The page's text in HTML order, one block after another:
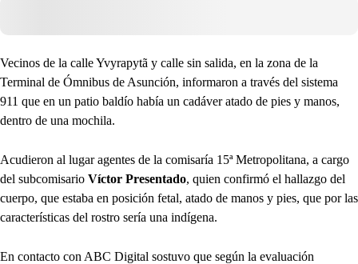
Vecinos de la calle Yvyrapytã y calle sin salida, en la zona de la
Terminal de Ómnibus de Asunción, informaron a través del sistema
911 que en un patio baldío había un cadáver atado de pies y manos,
dentro de una mochila.
Acudieron al lugar agentes de la comisaría 15ª Metropolitana, a cargo
del subcomisario Víctor Presentado, quien confirmó el hallazgo del
cuerpo, que estaba en posición fetal, atado de manos y pies, que por las
características del rostro sería una indígena.
En contacto con ABC Digital sostuvo que según la evaluación